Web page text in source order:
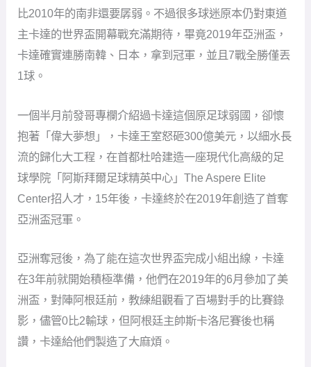
比2010年的南非還要孱弱。不過很多球迷原本仍對東道
主卡達的世界盃開幕戰充滿期待，畢竟2019年亞洲盃，
卡達確實連勝南韓、日本，拿到冠軍，並且7戰全勝僅丟
1球。
一個半月前發哥專欄介紹過卡達這個原足球弱國，卻懷
抱著「偉大夢想」，卡達王室怒砸300億美元，以細水長
流的歸化大工程，在首都杜哈建造一座現代化高級的足
球學院「阿斯拜爾足球精英中心」The Aspere Elite
Center招人才，15年後，卡達終於在2019年創造了首奪
亞洲盃冠軍。
亞洲奪冠後，為了能在這次世界盃完成小組出線，卡達
在3年前就開始積極準備，他們在2019年的6月參加了美
洲盃，對陣阿根廷前，教練組觀看了百場對手的比賽錄
影，儘管0比2輸球，但阿根廷主帥斯卡洛尼賽後也稱
讚，卡達給他們製造了大麻煩。